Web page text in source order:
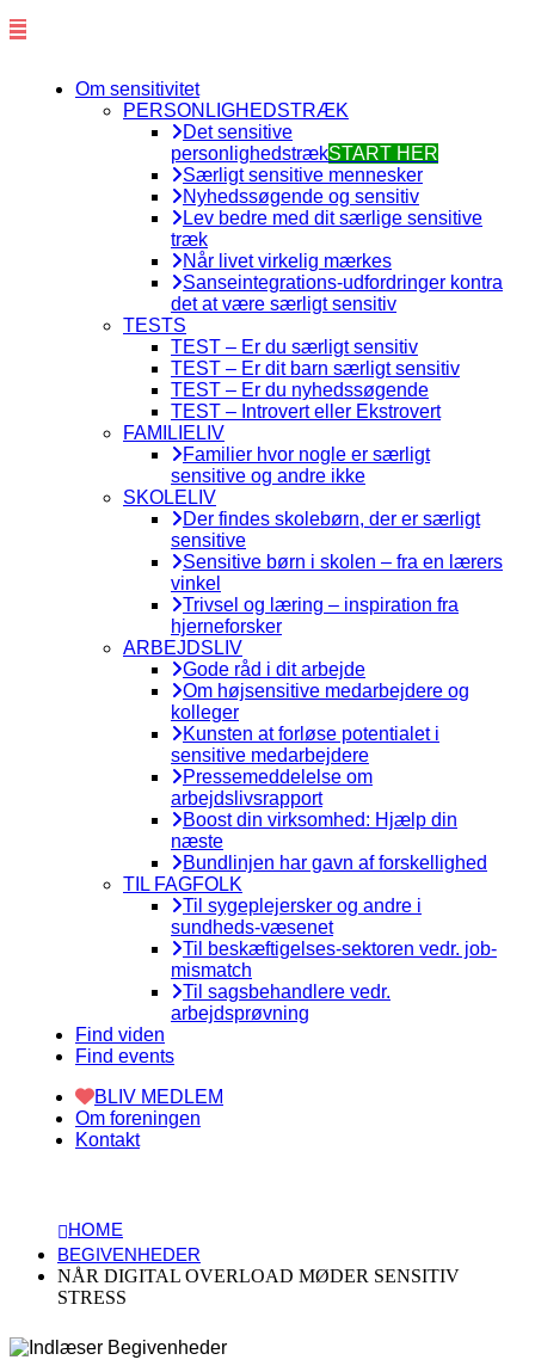
Om sensitivitet
PERSONLIGHEDSTRÆK
Det sensitive
personlighedstrækSTART HER
Særligt sensitive mennesker
Nyhedssøgende og sensitiv
Lev bedre med dit særlige sensitive
træk
Når livet virkelig mærkes
Sanseintegrations-udfordringer kontra
det at være særligt sensitiv
TESTS
TEST – Er du særligt sensitiv
TEST – Er dit barn særligt sensitiv
TEST – Er du nyhedssøgende
TEST – Introvert eller Ekstrovert
FAMILIELIV
Familier hvor nogle er særligt
sensitive og andre ikke
SKOLELIV
Der findes skolebørn, der er særligt
sensitive
Sensitive børn i skolen – fra en lærers
vinkel
Trivsel og læring – inspiration fra
hjerneforsker
ARBEJDSLIV
Gode råd i dit arbejde
Om højsensitive medarbejdere og
kolleger
Kunsten at forløse potentialet i
sensitive medarbejdere
Pressemeddelelse om
arbejdslivsrapport
Boost din virksomhed: Hjælp din
næste
Bundlinjen har gavn af forskellighed
TIL FAGFOLK
Til sygeplejersker og andre i
sundheds-væsenet
Til beskæftigelses-sektoren vedr. job-
mismatch
Til sagsbehandlere vedr.
arbejdsprøvning
Find viden
Find events
BLIV MEDLEM
Om foreningen
Kontakt
HOME
BEGIVENHEDER
NÅR DIGITAL OVERLOAD MØDER SENSITIV
STRESS